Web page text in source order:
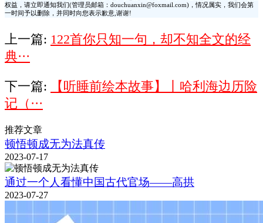
权益，请立即通知我们(管理员邮箱：douchuanxin@foxmail.com)，情况属实，我们会第
一时间予以删除，并同时向您表示歉意,谢谢!
上一篇: 122首你只知一句，却不知全文的经
典···
下一篇:
【听睡前绘本故事】丨哈利海边历险
记（···
推荐文章
顿悟顿成无为法真传
2023-07-17
通过一个人看懂中国古代官场——高拱
2023-07-27